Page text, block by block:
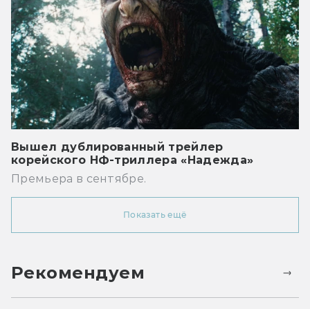
Вышел дублированный трейлер
корейского НФ-триллера «Надежда»
Премьера в сентябре.
Показать ещё
Рекомендуем